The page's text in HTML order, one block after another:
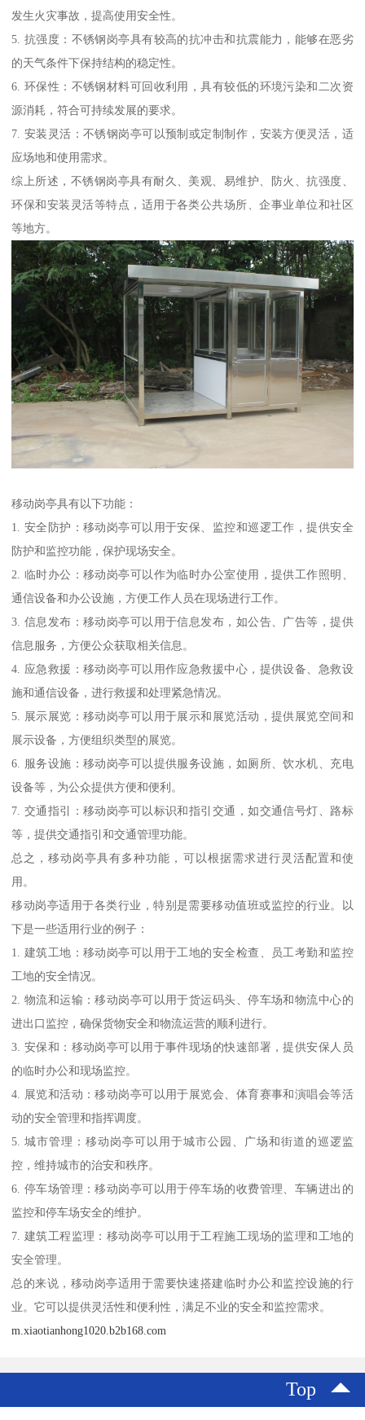
发生火灾事故，提高使用安全性。
5. 抗强度：不锈钢岗亭具有较高的抗冲击和抗震能力，能够在恶劣
的天气条件下保持结构的稳定性。
6. 环保性：不锈钢材料可回收利用，具有较低的环境污染和二次资
源消耗，符合可持续发展的要求。
7. 安装灵活：不锈钢岗亭可以预制或定制制作，安装方便灵活，适
应场地和使用需求。
综上所述，不锈钢岗亭具有耐久、美观、易维护、防火、抗强度、
环保和安装灵活等特点，适用于各类公共场所、企事业单位和社区
等地方。
移动岗亭具有以下功能：
1. 安全防护：移动岗亭可以用于安保、监控和巡逻工作，提供安全
防护和监控功能，保护现场安全。
2. 临时办公：移动岗亭可以作为临时办公室使用，提供工作照明、
通信设备和办公设施，方便工作人员在现场进行工作。
3. 信息发布：移动岗亭可以用于信息发布，如公告、广告等，提供
信息服务，方便公众获取相关信息。
4. 应急救援：移动岗亭可以用作应急救援中心，提供设备、急救设
施和通信设备，进行救援和处理紧急情况。
5. 展示展览：移动岗亭可以用于展示和展览活动，提供展览空间和
展示设备，方便组织类型的展览。
6. 服务设施：移动岗亭可以提供服务设施，如厕所、饮水机、充电
设备等，为公众提供方便和便利。
7. 交通指引：移动岗亭可以标识和指引交通，如交通信号灯、路标
等，提供交通指引和交通管理功能。
总之，移动岗亭具有多种功能，可以根据需求进行灵活配置和使
用。
移动岗亭适用于各类行业，特别是需要移动值班或监控的行业。以
下是一些适用行业的例子：
1. 建筑工地：移动岗亭可以用于工地的安全检查、员工考勤和监控
工地的安全情况。
2. 物流和运输：移动岗亭可以用于货运码头、停车场和物流中心的
进出口监控，确保货物安全和物流运营的顺利进行。
3. 安保和：移动岗亭可以用于事件现场的快速部署，提供安保人员
的临时办公和现场监控。
4. 展览和活动：移动岗亭可以用于展览会、体育赛事和演唱会等活
动的安全管理和指挥调度。
5. 城市管理：移动岗亭可以用于城市公园、广场和街道的巡逻监
控，维持城市的治安和秩序。
6. 停车场管理：移动岗亭可以用于停车场的收费管理、车辆进出的
监控和停车场安全的维护。
7. 建筑工程监理：移动岗亭可以用于工程施工现场的监理和工地的
安全管理。
总的来说，移动岗亭适用于需要快速搭建临时办公和监控设施的行
业。它可以提供灵活性和便利性，满足不业的安全和监控需求。
m.xiaotianhong1020.b2b168.com
Top